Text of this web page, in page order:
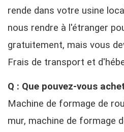
rende dans votre usine
nous rendre à l'étranger
gratuitement, mais vous
Frais de transport et
Q : Que pouvez-vous
Machine de formage de
mur, machine de formage